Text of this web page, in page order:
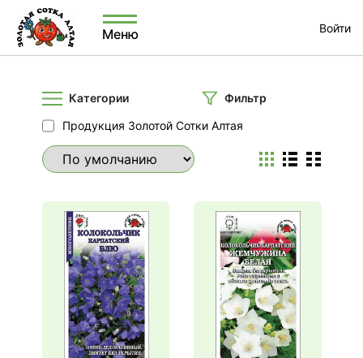
Меню Войти
Категории
Фильтр
Продукция Золотой Сотки Алтая